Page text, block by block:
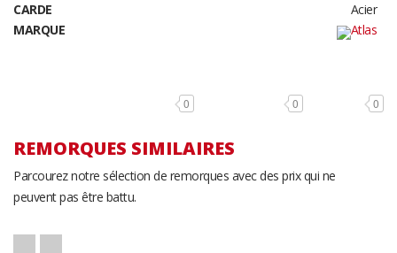
CARDE
Acier
MARQUE
0 0 0
REMORQUES SIMILAIRES
Parcourez notre sélection de remorques avec des prix qui ne
peuvent pas être battu.